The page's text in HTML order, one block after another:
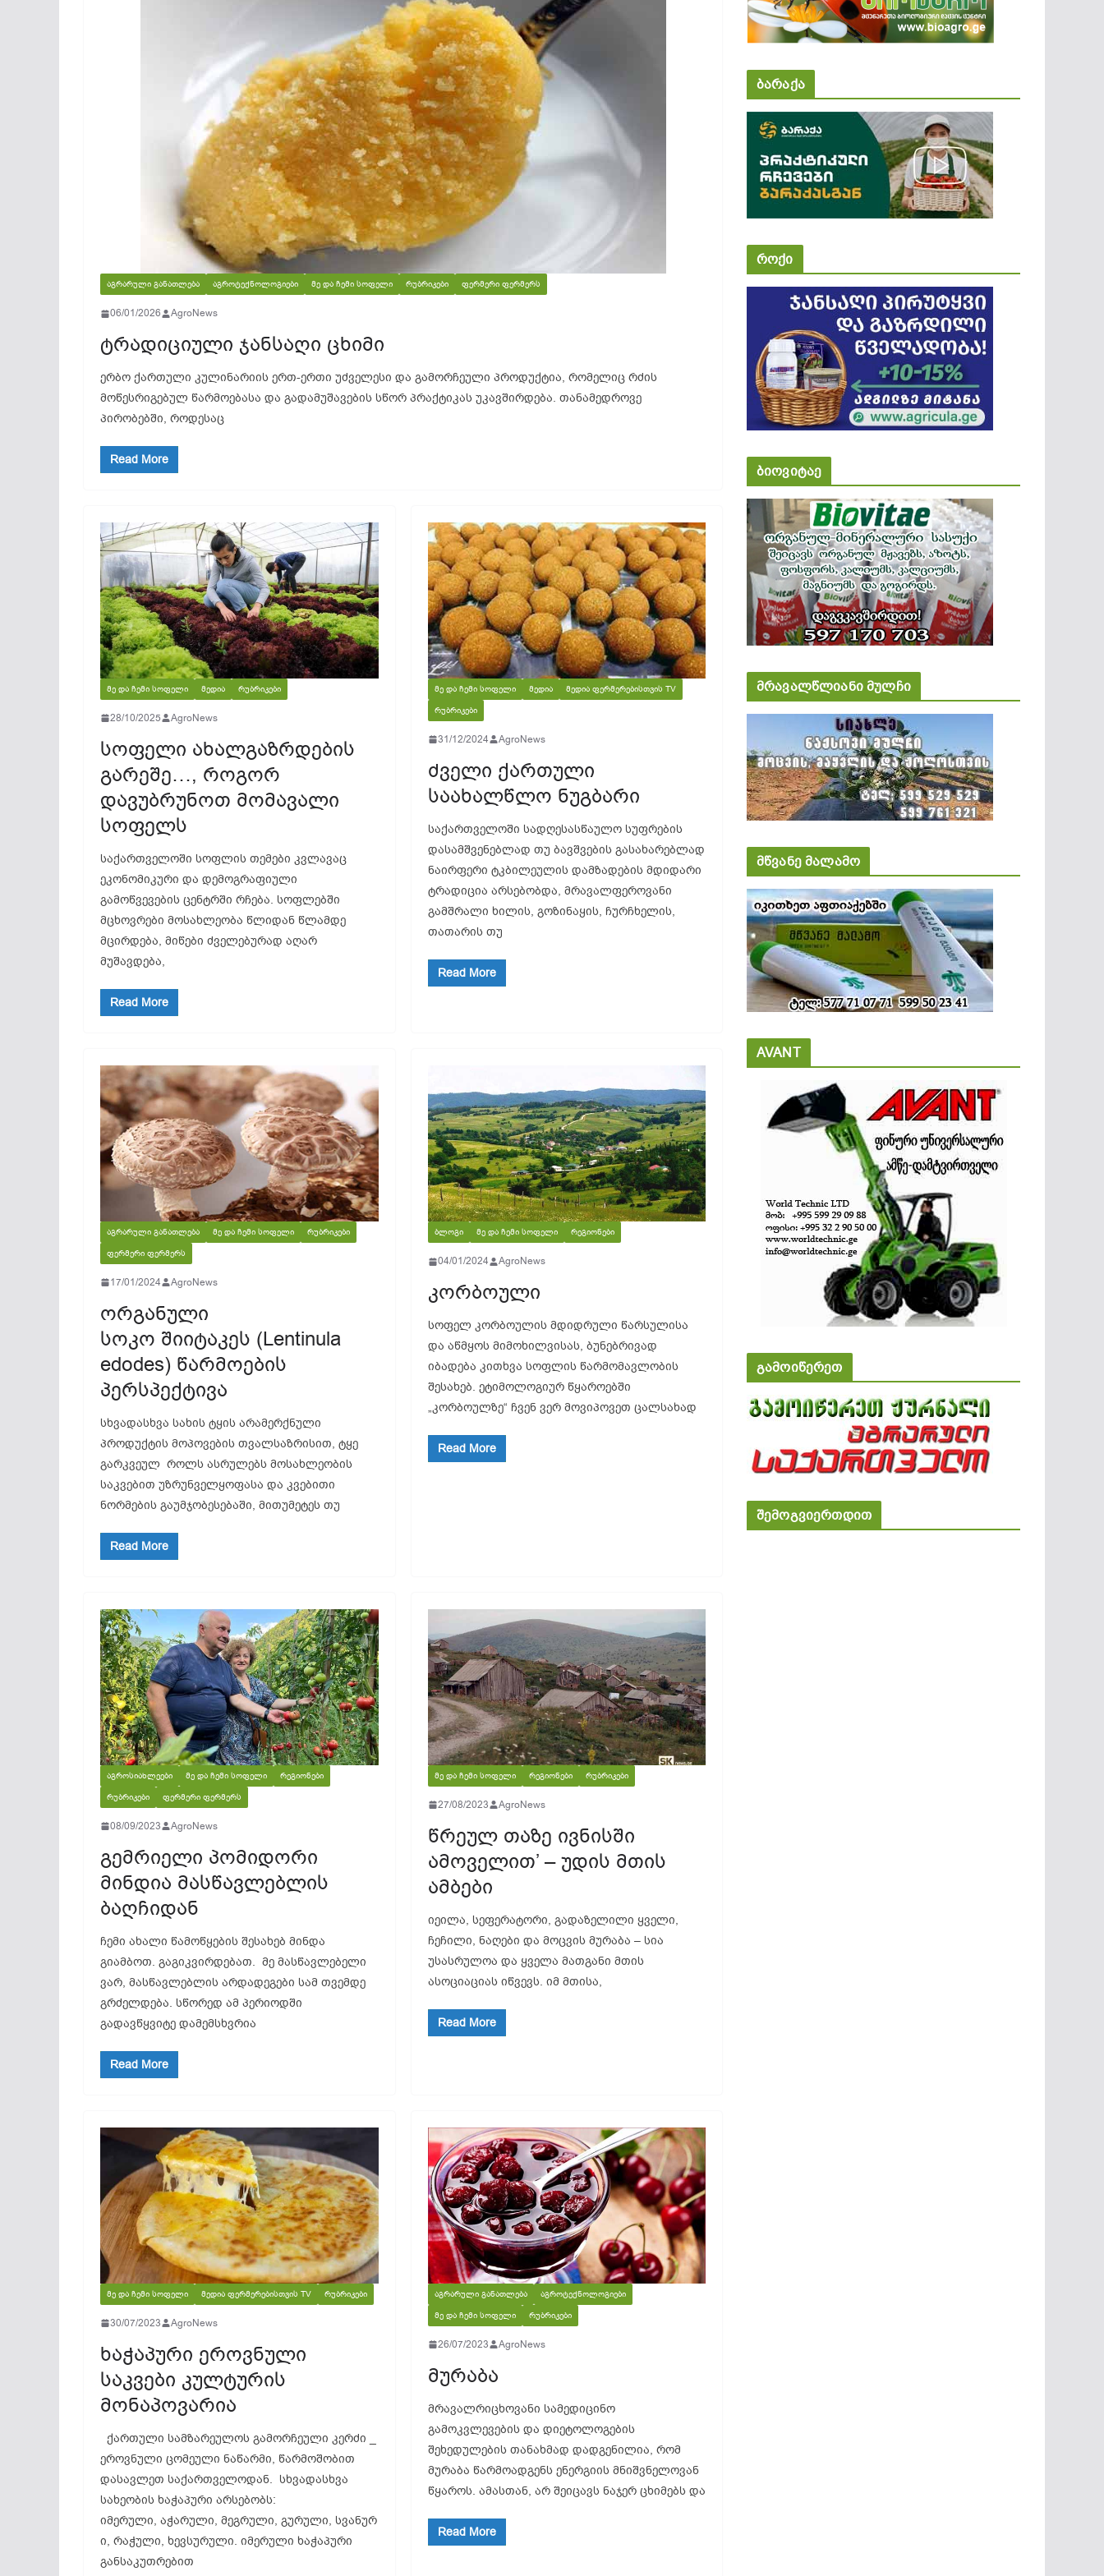
ᲐᲒᲠᲐᲠᲣᲚᲘ ᲒᲐᲜᲐᲗᲚᲔᲑᲐ ᲐᲒᲠᲝᲢᲔᲥᲜᲝᲚᲝᲒᲘᲔᲑᲘ ᲛᲔ ᲓᲐ ᲩᲔᲛᲘ ᲡᲝᲤᲔᲚᲘ ᲠᲣᲑᲠᲘᲙᲔᲑᲘ ᲤᲔᲠᲛᲔᲠᲘ ᲤᲔᲠᲛᲔᲠᲡ
06/01/2026 AgroNews
ტრადიციული ჯანსაღი ცხიმი
ერბო ქართული კულინარიის ერთ-ერთი უძველესი და გამორჩეული პროდუქტია, რომელიც რძის
მოწესრიგებულ წარმოებასა და გადამუშავების სწორ პრაქტიკას უკავშირდება. თანამედროვე
პირობებში, როდესაც
Read More
ᲛᲔ ᲓᲐ ᲩᲔᲛᲘ ᲡᲝᲤᲔᲚᲘ ᲛᲔᲓᲘᲐ ᲠᲣᲑᲠᲘᲙᲔᲑᲘ
28/10/2025 AgroNews
სოფელი ახალგაზრდების
გარეშე…, როგორ
დავუბრუნოთ მომავალი
სოფელს
საქართველოში სოფლის თემები კვლავაც
ეკონომიკური და დემოგრაფიული
გამოწვევების ცენტრში რჩება. სოფლებში
მცხოვრები მოსახლეობა წლიდან წლამდე
მცირდება, მიწები ძველებურად აღარ
მუშავდება,
Read More
ᲛᲔ ᲓᲐ ᲩᲔᲛᲘ ᲡᲝᲤᲔᲚᲘ ᲛᲔᲓᲘᲐ
ᲛᲔᲓᲘᲐ ᲤᲔᲠᲛᲔᲠᲔᲑᲘᲡᲗᲕᲘᲡ TV
ᲠᲣᲑᲠᲘᲙᲔᲑᲘ
31/12/2024 AgroNews
ძველი ქართული
საახალწლო ნუგბარი
საქართველოში სადღესასწაულო სუფრების
დასამშვენებლად თუ ბავშვების გასახარებლად
ნაირფერი ტკბილეულის დამზადების მდიდარი
ტრადიცია არსებობდა, მრავალფეროვანი
გამშრალი ხილის, გოზინაყის, ჩურჩხელის,
თათარის თუ
Read More
ᲐᲒᲠᲐᲠᲣᲚᲘ ᲒᲐᲜᲐᲗᲚᲔᲑᲐ ᲛᲔ ᲓᲐ ᲩᲔᲛᲘ ᲡᲝᲤᲔᲚᲘ
ᲠᲣᲑᲠᲘᲙᲔᲑᲘ
ᲤᲔᲠᲛᲔᲠᲘ ᲤᲔᲠᲛᲔᲠᲡ
17/01/2024 AgroNews
ორგანული
სოკო შიიტაკეს (Lentinula
edodes) წარმოების
პერსპექტივა
სხვადასხვა სახის ტყის არამერქნული
პროდუქტის მოპოვების თვალსაზრისით, ტყე
გარკვეულ როლს ასრულებს მოსახლეობის
საკვებით უზრუნველყოფასა და კვებითი
ნორმების გაუმჯობესებაში, მითუმეტეს თუ
Read More
ᲑᲚᲝᲒᲘ ᲛᲔ ᲓᲐ ᲩᲔᲛᲘ ᲡᲝᲤᲔᲚᲘ ᲠᲔᲒᲘᲝᲜᲔᲑᲘ
04/01/2024 AgroNews
კორბოული
სოფელ კორბოულის მდიდრული წარსულისა
და აწმყოს მიმოხილვისას, ბუნებრივად
იბადება კითხვა სოფლის წარმომავლობის
შესახებ. ეტიმოლოგიურ წყაროებში
„კორბოულზე“ ჩვენ ვერ მოვიპოვეთ ცალსახად
Read More
ᲐᲒᲠᲝᲡᲘᲐᲮᲚᲔᲔᲑᲘ ᲛᲔ ᲓᲐ ᲩᲔᲛᲘ ᲡᲝᲤᲔᲚᲘ
ᲠᲔᲒᲘᲝᲜᲔᲑᲘ
ᲠᲣᲑᲠᲘᲙᲔᲑᲘ
ᲤᲔᲠᲛᲔᲠᲘ ᲤᲔᲠᲛᲔᲠᲡ
08/09/2023 AgroNews
გემრიელი პომიდორი
მინდია მასწავლებლის
ბაღჩიდან
ჩემი ახალი წამოწყების შესახებ მინდა
გიამბოთ. გაგიკვირდებათ. მე მასწავლებელი
ვარ, მასწავლებლის არდადეგები სამ თვემდე
გრძელდება. სწორედ ამ პერიოდში
გადავწყვიტე დამემსხვრია
Read More
ᲛᲔ ᲓᲐ ᲩᲔᲛᲘ ᲡᲝᲤᲔᲚᲘ ᲠᲔᲒᲘᲝᲜᲔᲑᲘ ᲠᲣᲑᲠᲘᲙᲔᲑᲘ
27/08/2023 AgroNews
წრეულ თაზე ივნისში
ამოველით’ – უდის მთის
ამბები
იეილა, სეფერატორი, გადაზელილი ყველი,
ჩეჩილი, ნაღები და მოცვის მურაბა – სია
უსასრულოა და ყველა მათგანი მთის
ასოციაციას იწვევს. იმ მთისა,
Read More
ᲛᲔ ᲓᲐ ᲩᲔᲛᲘ ᲡᲝᲤᲔᲚᲘ ᲛᲔᲓᲘᲐ ᲤᲔᲠᲛᲔᲠᲔᲑᲘᲡᲗᲕᲘᲡ TV ᲠᲣᲑᲠᲘᲙᲔᲑᲘ
30/07/2023 AgroNews
ხაჭაპური ეროვნული
საკვები კულტურის
მონაპოვარია
ქართული სამზარეულოს გამორჩეული კერძი _
ეროვნული ცომეული ნაწარმი, წარმოშობით
დასავლეთ საქართველოდან. სხვადასხვა
სახეობის ხაჭაპური არსებობს:
იმერული, აჭარული, მეგრული, გურული, სვანურ
ი, რაჭული, ხევსურული. იმერული ხაჭაპური
განსაკუთრებით
ᲐᲒᲠᲐᲠᲣᲚᲘ ᲒᲐᲜᲐᲗᲚᲔᲑᲐ
ᲐᲒᲠᲝᲢᲔᲥᲜᲝᲚᲝᲒᲘᲔᲑᲘ
ᲛᲔ ᲓᲐ ᲩᲔᲛᲘ ᲡᲝᲤᲔᲚᲘ
ᲠᲣᲑᲠᲘᲙᲔᲑᲘ
26/07/2023 AgroNews
მურაბა
მრავალრიცხოვანი სამედიცინო
გამოკვლევების და დიეტოლოგების
შეხედულების თანახმად დადგენილია, რომ
მურაბა წარმოადგენს ენერგიის მნიშვნელოვან
წყაროს. ამასთან, არ შეიცავს ნაჯერ ცხიმებს და
Read More
ბარაქა
როქი
ბიოვიტაე
მრავალწლიანი მულჩი
მწვანე მალამო
AVANT
გამოიწერეთ
შემოგვიერთდით